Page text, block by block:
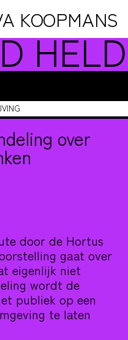
KOOPMANS
over
door de Hortus
gaat over
eigenlijk niet
wordt de
publiek op een
te laten